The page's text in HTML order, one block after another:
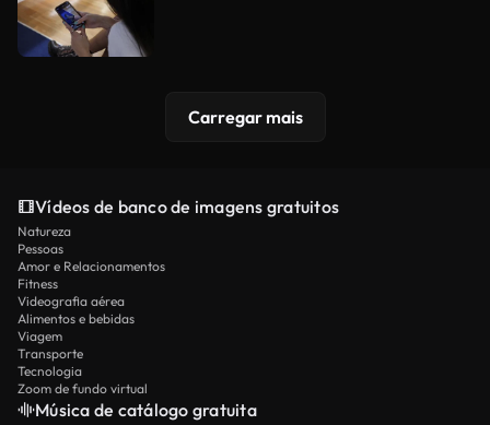
Carregar mais
Vídeos de banco de imagens gratuitos
Natureza
Pessoas
Amor e Relacionamentos
Fitness
Videografia aérea
Alimentos e bebidas
Viagem
Transporte
Tecnologia
Zoom de fundo virtual
Música de catálogo gratuita